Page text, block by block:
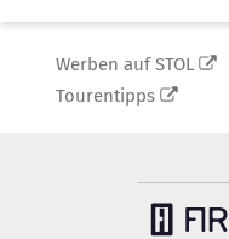
Werben auf STOL
Tourentipps